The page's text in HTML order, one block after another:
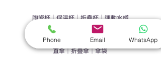
陶瓷杯｜保溫杯｜折疊杯｜運動水樽
直傘｜折疊傘｜傘袋
Phone Email WhatsApp